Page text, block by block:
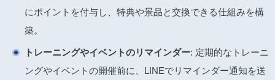
にポイントを付与し、特典や景品と交換できる仕組みを構
築。
トレーニングやイベントのリマインダー: 定期的なトレーニ
ングやイベントの開催前に、LINEでリマインダー通知を送